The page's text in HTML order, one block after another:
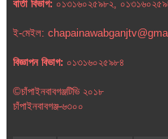
বার্তা বিভাগ: ০১৩১৬০২৫৯৮২,
ই-মেইল:
বিজ্ঞাপন বিভাগ: ০১৩১৬০২৫৯৮৪
©চাঁপাইনবাবগঞ্জটিভি ২০১৮
চাঁপাইনবাবগঞ্জ-৬৩০০